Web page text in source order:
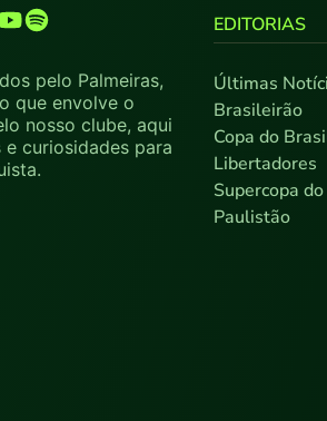
pelo Palmeiras,
que envolve o
nosso clube, aqui
curiosidades para
EDITORIAS
Últimas
Brasileirão
Copa do
Libertadores
Supercopa
Paulistão